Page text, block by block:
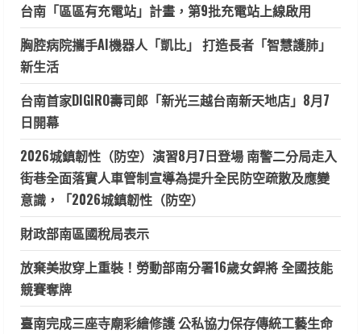
台南「區區有充電站」計畫，第9批充電站上線啟用
胸腔病院攜手AI機器人「凱比」 打造長者「智慧護肺」
新生活
台南首家DIGIRO壽司郎「新光三越台南新天地店」8月7
日開幕
2026城鎮韌性（防空）演習8月7日登場 南警二分局走入
街巷全面落實人車管制宣導為提升全民防空疏散及應變
意識，「2026城鎮韌性（防空）
財政部南區國稅局表示
放棄美妝穿上重裝！勞動部南分署16歲女銲將 全國技能
競賽奪牌
臺南完成三座寺廟彩繪修護 公私協力保存傳統工藝生命